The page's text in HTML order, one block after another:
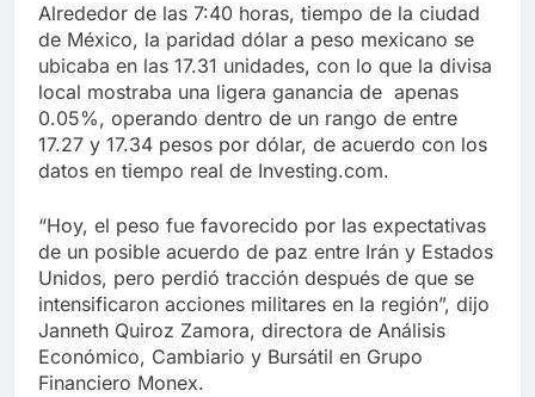
Alrededor de las 7:40 horas, tiempo de la ciudad
de México, la paridad dólar a peso mexicano se
ubicaba en las 17.31 unidades, con lo que la divisa
local mostraba una ligera ganancia de apenas
0.05%, operando dentro de un rango de entre
17.27 y 17.34 pesos por dólar, de acuerdo con los
datos en tiempo real de Investing.com.
“Hoy, el peso fue favorecido por las expectativas
de un posible acuerdo de paz entre Irán y Estados
Unidos, pero perdió tracción después de que se
intensificaron acciones militares en la región”, dijo
Janneth Quiroz Zamora, directora de Análisis
Económico, Cambiario y Bursátil en Grupo
Financiero Monex.